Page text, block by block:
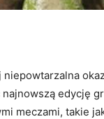
edycję
meczami, takie